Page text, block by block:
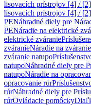
lisovacích prístrojov [4] / [2]
lisovacích prístrojov [4] / [2]
PENáhradné diely pre
PENáradie na elektrické
elektrické zváranie
zváranieNáradie na
zváranie natupo
natupoNáhradné diely pre
natupoNáradie na
opracovanie rúr
rúrNáhradné diely pre
rúrOvládacie pomôcky